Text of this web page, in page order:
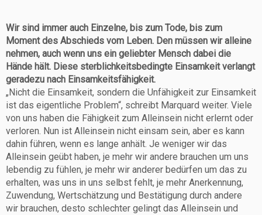
Wir sind immer auch Einzelne, bis zum Tode, bis zum
Moment des Abschieds vom Leben. Den müssen wir alleine
nehmen, auch wenn uns ein geliebter Mensch dabei die
Hände hält. Diese sterblichkeitsbedingte Einsamkeit verlangt
geradezu nach Einsamkeitsfähigkeit.
„Nicht die Einsamkeit, sondern die Unfähigkeit zur Einsamkeit
ist das eigentliche Problem“, schreibt Marquard weiter. Viele
von uns haben die Fähigkeit zum Alleinsein nicht erlernt oder
verloren. Nun ist Alleinsein nicht einsam sein, aber es kann
dahin führen, wenn es lange anhält. Je weniger wir das
Alleinsein geübt haben, je mehr wir andere brauchen um uns
lebendig zu fühlen, je mehr wir anderer bedürfen um das zu
erhalten, was uns in uns selbst fehlt, je mehr Anerkennung,
Zuwendung, Wertschätzung und Bestätigung durch andere
wir brauchen, desto schlechter gelingt das Alleinsein und